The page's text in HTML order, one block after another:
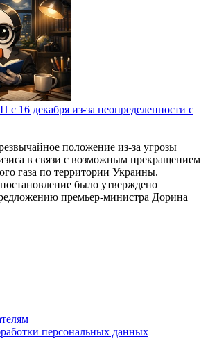
16 декабря из-за неопределенности с
положение из-за угрозы
в связи с возможным прекращением
газа по территории Украины.
было утверждено
премьер-министра Дорина
персональных данных